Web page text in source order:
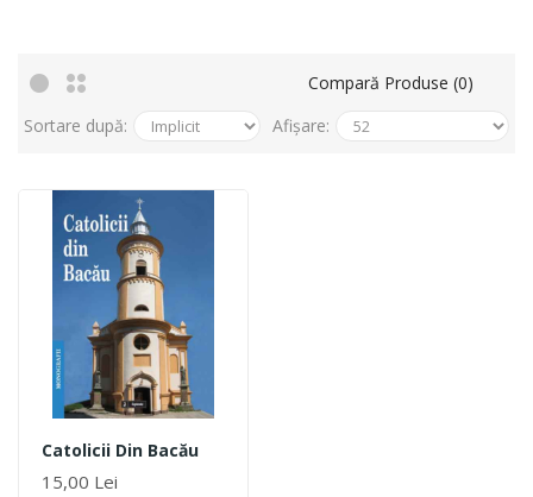
Compară Produse (0)
Sortare după:
Afișare:
Catolicii Din Bacău
15,00 Lei